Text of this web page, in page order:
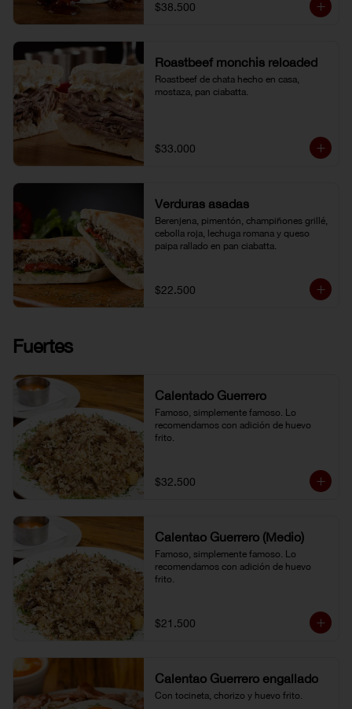
$38.500
Roastbeef monchis reloaded
Roastbeef de chata hecho en casa,
mostaza, pan ciabatta.
$33.000
Verduras asadas
Berenjena, pimentón, champiñones grillé,
cebolla roja, lechuga romana y queso
paipa rallado en pan ciabatta.
$22.500
Fuertes
Calentado Guerrero
Famoso, simplemente famoso. Lo
recomendamos con adición de huevo
frito.
$32.500
Calentao Guerrero (Medio)
Famoso, simplemente famoso. Lo
recomendamos con adición de huevo
frito.
$21.500
Calentao Guerrero engallado
Con tocineta, chorizo y huevo frito.